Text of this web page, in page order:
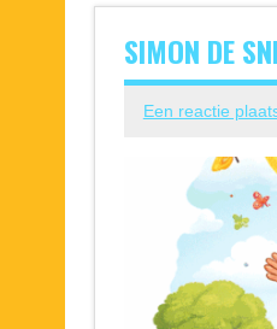
SIMON DE
Een reactie